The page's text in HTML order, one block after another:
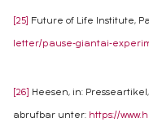
[25] Future of Life Institute,
letter/pause-giantai-
[26] Heesen, in:
abrufbar unter: https://